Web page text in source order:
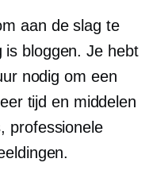
aan de slag te
bloggen. Je hebt
nodig om een
tijd en middelen
professionele